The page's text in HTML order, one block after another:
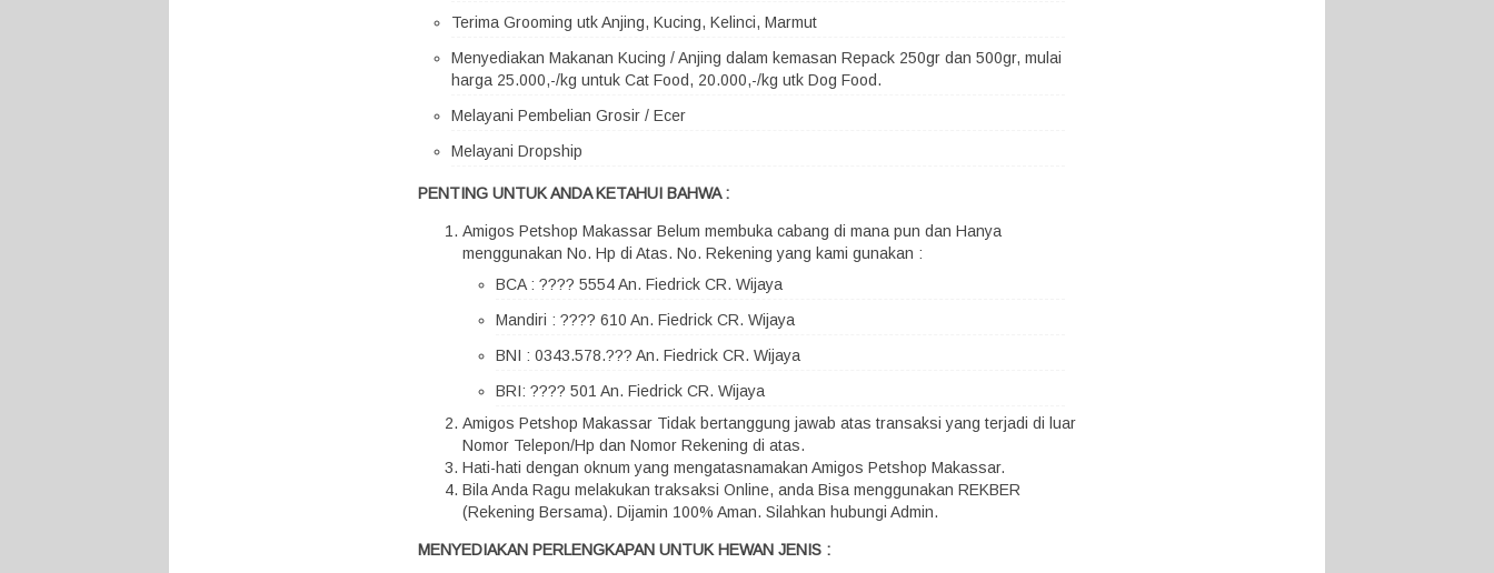
Terima Grooming utk Anjing, Kucing, Kelinci, Marmut
Menyediakan Makanan Kucing / Anjing dalam kemasan Repack 250gr dan 500gr, mulai
harga 25.000,-/kg untuk Cat Food, 20.000,-/kg utk Dog Food.
Melayani Pembelian Grosir / Ecer
Melayani Dropship
PENTING UNTUK ANDA KETAHUI BAHWA :
Amigos Petshop Makassar Belum membuka cabang di mana pun dan Hanya
menggunakan No. Hp di Atas. No. Rekening yang kami gunakan :
BCA : ???? 5554 An. Fiedrick CR. Wijaya
Mandiri : ???? 610 An. Fiedrick CR. Wijaya
BNI : 0343.578.??? An. Fiedrick CR. Wijaya
BRI: ???? 501 An. Fiedrick CR. Wijaya
Amigos Petshop Makassar Tidak bertanggung jawab atas transaksi yang terjadi di luar
Nomor Telepon/Hp dan Nomor Rekening di atas.
Hati-hati dengan oknum yang mengatasnamakan Amigos Petshop Makassar.
Bila Anda Ragu melakukan traksaksi Online, anda Bisa menggunakan REKBER
(Rekening Bersama). Dijamin 100% Aman. Silahkan hubungi Admin.
MENYEDIAKAN PERLENGKAPAN UNTUK HEWAN JENIS :